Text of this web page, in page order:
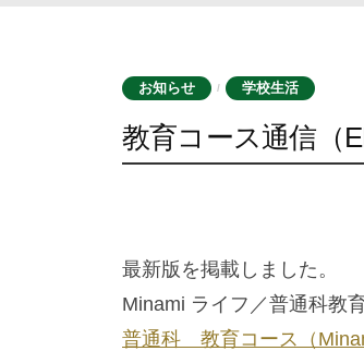
お知らせ / 学校生活
教育コース通信（
最新版を掲載しました。
Minami ライフ／普通科教
普通科 教育コース（